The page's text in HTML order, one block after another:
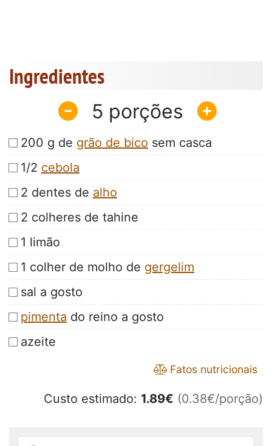
Ingredientes
5
200 g de grão de bico sem casca
1/2 cebola
2 dentes de alho
2 colheres de tahine
1 limão
1 colher de molho de gergelim
sal a gosto
pimenta do reino a gosto
azeite
Fatos nutricionais
Custo estimado: 1.89€ (0.38€/porção)